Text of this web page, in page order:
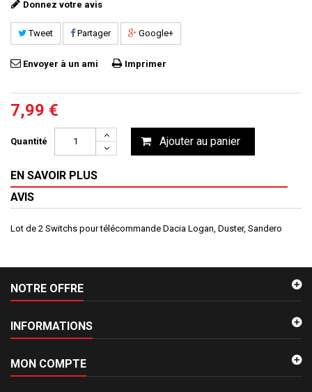
Donnez votre avis
Tweet Partager Google+
Envoyer à un ami Imprimer
7,99 €
Quantité Ajouter au panier
EN SAVOIR PLUS
AVIS
Lot de 2 Switchs pour télécommande Dacia Logan, Duster, Sandero
NOTRE OFFRE
INFORMATIONS
MON COMPTE